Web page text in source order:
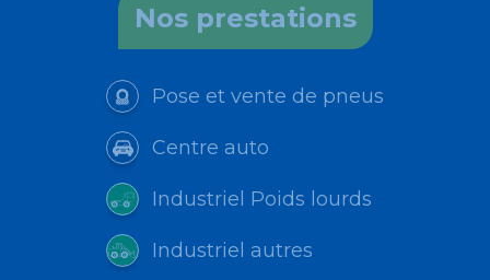
Nos prestations
Pose et vente de pneus
Centre auto
Industriel Poids lourds
Industriel autres